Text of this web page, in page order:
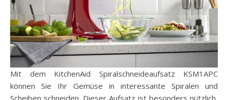
Mit dem KitchenAid Spiralschneideaufsatz KSM1APC
können Sie Ihr Gemüse in interessante Spiralen und
Scheiben schneiden. Dieser Aufsatz ist besonders nützlich,